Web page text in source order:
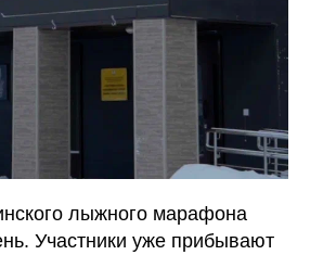
лыжного марафона
Участники уже прибывают